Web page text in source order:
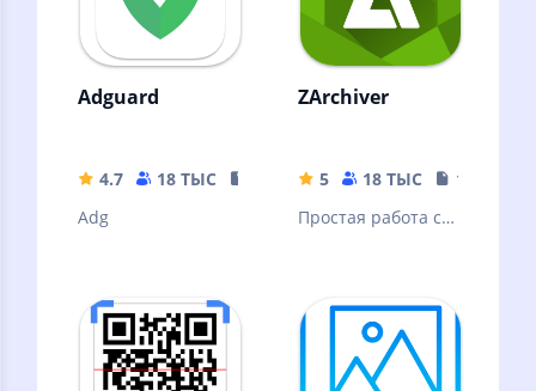
Adguard
4.7 18 ТЫС
35.63 MB
Adg
ZArchiver
5 18 ТЫС
10.32 MB
Простая работа с